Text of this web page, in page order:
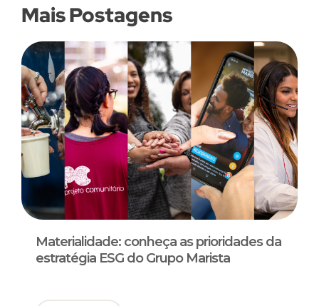
Mais Postagens
Materialidade: conheça as prioridades da
estratégia ESG do Grupo Marista